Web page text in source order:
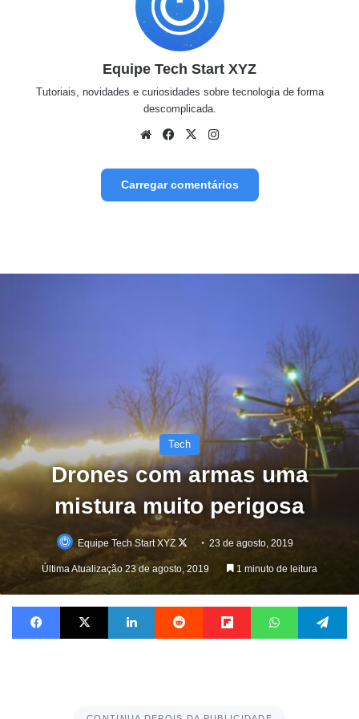
Equipe Tech Start XYZ
Tutoriais, novidades e curiosidades sobre tecnologia de forma
descomplicada.
WebsiteFacebook
X
Carregar comentários